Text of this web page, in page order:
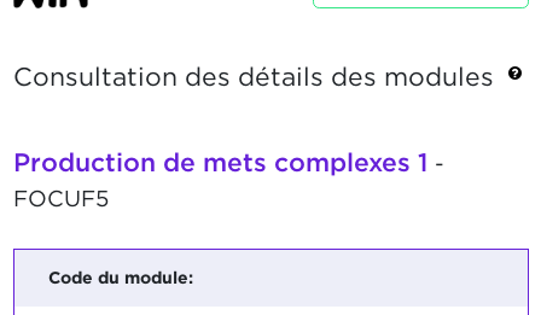
Consultation des détails des modules
Production de mets complexes 1 -
FOCUF5
Code du module: